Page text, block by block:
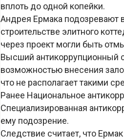
вплоть до одной копейки.
Андрея Ермака подозревают
строительстве элитного
через проект могли быть
Высший антикоррупционный
возможностью внесения
что не располагает такими
Ранее Национальное
Специализированная
ему подозрение.
Следствие считает, что